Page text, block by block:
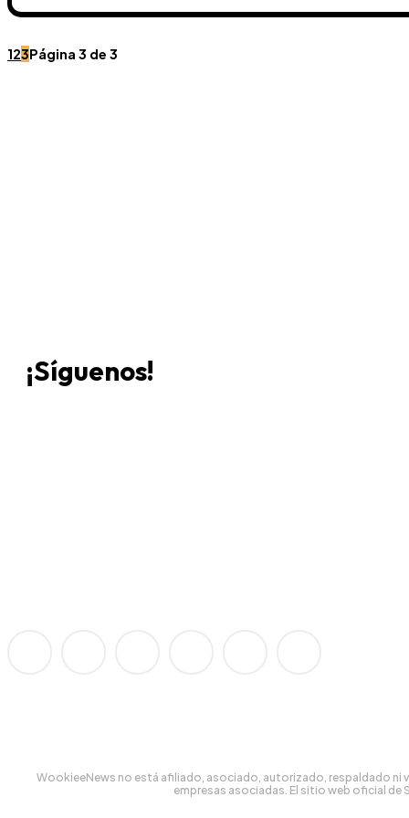
123Página 3 de 3
¡Síguenos!
WookieeNews no está afiliado, asociado, autorizado, respaldado ni
empresas asociadas. El sitio web oficial